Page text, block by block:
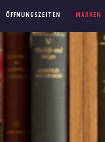
ÖFFNUNGSZEITEN MARKEN